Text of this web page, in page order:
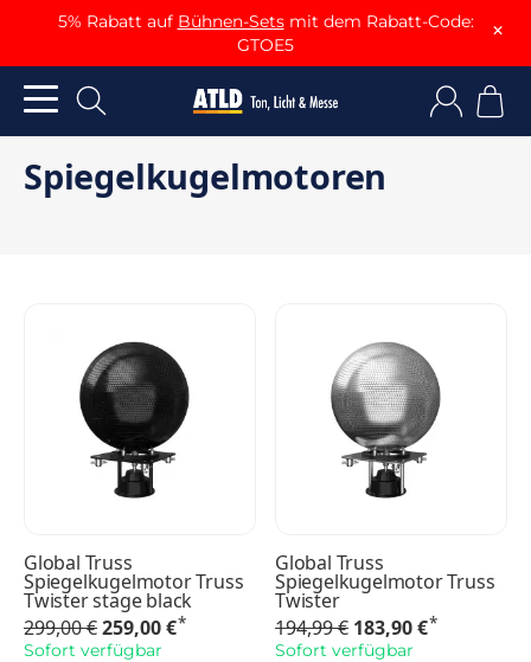
5% Rabatt auf Bühnen-Setsmit dem Rabatt-Code:
GTOE5
×
Spiegelkugelmotoren
Global Truss
Spiegelkugelmotor Truss
Twister stage black
299,00 €259,00 €*
Sofort verfügbar
Global Truss
Spiegelkugelmotor Truss
Twister
194,99 € 183,90 €*
Sofort verfügbar